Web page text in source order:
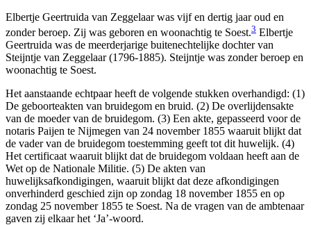
Elbertje Geertruida van Zeggelaar was vijf en dertig jaar oud en
zonder beroep. Zij was geboren en woonachtig te Soest.3 Elbertje
Geertruida was de meerderjarige buitenechtelijke dochter van
Steijntje van Zeggelaar (1796-1885). Steijntje was zonder beroep en
woonachtig te Soest.
Het aanstaande echtpaar heeft de volgende stukken overhandigd: (1)
De geboorteakten van bruidegom en bruid. (2) De overlijdensakte
van de moeder van de bruidegom. (3) Een akte, gepasseerd voor de
notaris Paijen te Nijmegen van 24 november 1855 waaruit blijkt dat
de vader van de bruidegom toestemming geeft tot dit huwelijk. (4)
Het certificaat waaruit blijkt dat de bruidegom voldaan heeft aan de
Wet op de Nationale Militie. (5) De akten van
huwelijksafkondigingen, waaruit blijkt dat deze afkondigingen
onverhinderd geschied zijn op zondag 18 november 1855 en op
zondag 25 november 1855 te Soest. Na de vragen van de ambtenaar
gaven zij elkaar het ‘Ja’-woord.